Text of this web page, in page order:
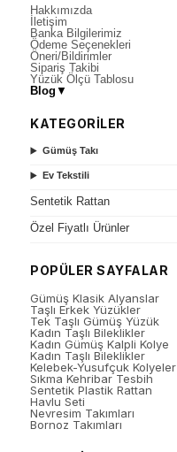
Hakkımızda
İletişim
Banka Bilgilerimiz
Ödeme Seçenekleri
Öneri/Bildirimler
Sipariş Takibi
Yüzük Ölçü Tablosu
Blog ▼
KATEGORİLER
Gümüş Takı
Ev Tekstili
Sentetik Rattan
Özel Fiyatlı Ürünler
POPÜLER SAYFALAR
Gümüş Klasik Alyanslar
Taşlı Erkek Yüzükler
Tek Taşlı Gümüş Yüzük
Kadın Taşlı Bileklikler
Kadın Gümüş Kalpli Kolye
Kadın Taşlı Bileklikler
Kelebek-Yusufçuk Kolyeler
Sıkma Kehribar Tesbih
Sentetik Plastik Rattan
Havlu Seti
Nevresim Takımları
Bornoz Takımları